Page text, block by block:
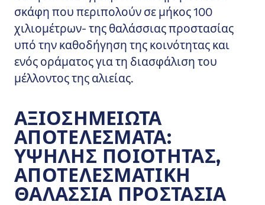
σκάφη που περιπολούν σε μήκος 100
χιλιομέτρων- της θαλάσσιας προστασίας
υπό την καθοδήγηση της κοινότητας και
ενός οράματος για τη διασφάλιση του
μέλλοντος της αλιείας.
ΑΞΙΟΣΗΜΕΊΩΤΑ
ΑΠΟΤΕΛΈΣΜΑΤΑ:
ΥΨΗΛΉΣ ΠΟΙΌΤΗΤΑΣ,
ΑΠΟΤΕΛΕΣΜΑΤΙΚΉ
ΘΑΛΆΣΣΙΑ ΠΡΟΣΤΑΣΊΑ